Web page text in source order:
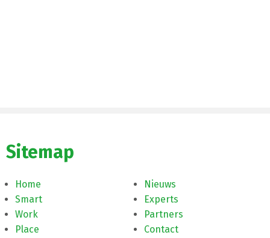
Sitemap
Home
Smart
Work
Place
Nieuws
Experts
Partners
Contact